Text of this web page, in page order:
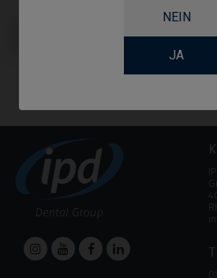
NEIN
JA
PSD Locator Prothese kompatibel
mit Nobel Biocare® Replace®